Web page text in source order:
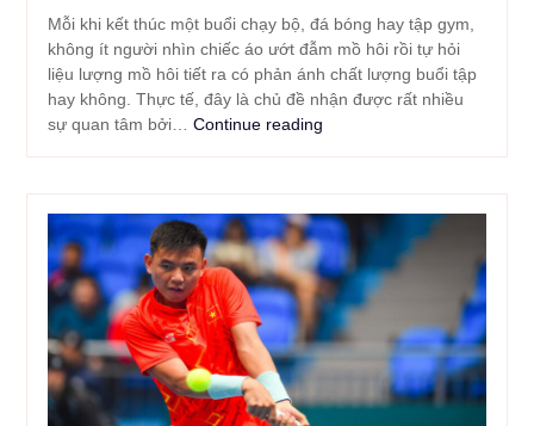
Mỗi khi kết thúc một buổi chạy bộ, đá bóng hay tập gym,
không ít người nhìn chiếc áo ướt đẫm mồ hôi rồi tự hỏi
liệu lượng mồ hôi tiết ra có phản ánh chất lượng buổi tập
hay không. Thực tế, đây là chủ đề nhận được rất nhiều
sự quan tâm bởi… Continue reading